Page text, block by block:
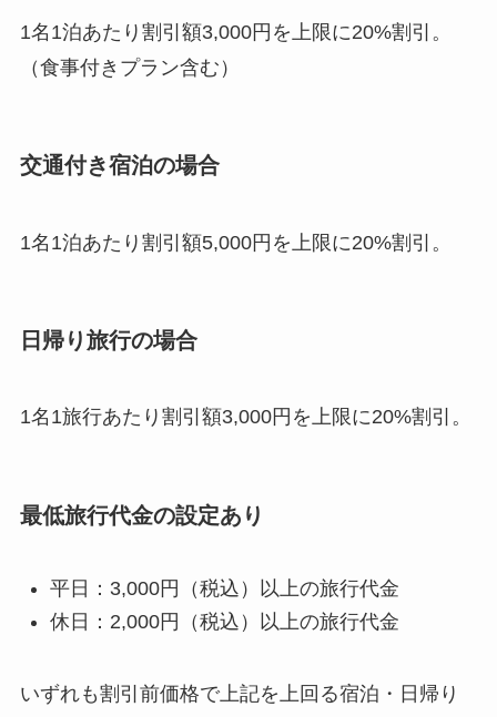
1名1泊あたり割引額3,000円を上限に20%割引。
（食事付きプラン含む）
交通付き宿泊の場合
1名1泊あたり割引額5,000円を上限に20%割引。
日帰り旅行の場合
1名1旅行あたり割引額3,000円を上限に20%割引。
最低旅行代金の設定あり
平日：3,000円（税込）以上の旅行代金
休日：2,000円（税込）以上の旅行代金
いずれも割引前価格で上記を上回る宿泊・日帰り